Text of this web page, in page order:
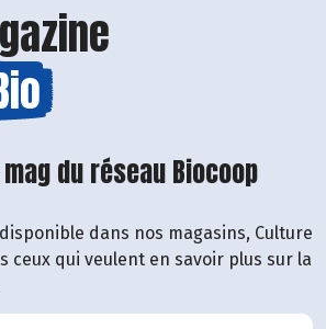
du réseau Biocoop
dans nos magasins, Culture
ceux qui veulent en savoir plus sur la